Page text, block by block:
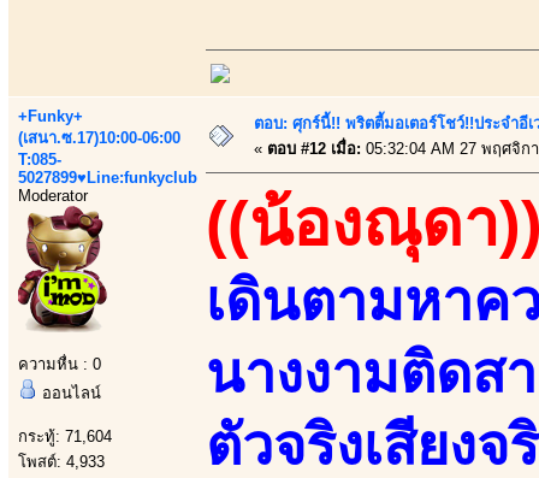
+Funky+
(เสนา.ซ.17)10:00-06:00
T:085-
5027899♥Line:funkyclub
Moderator
ความหื่น : 0
ออนไลน์
กระทู้: 71,604
โพสต์: 4,933
ตอบ: ศุกร์นี้!! พริตตี้มอเตอร์โชว์!!ประจำอี
« ตอบ #12 เมื่อ: 05:32:04 AM 27 พฤศจิก
((น้องณุดา
เดินตามหาค
นางงามติดส
ตัวจริงเสียง